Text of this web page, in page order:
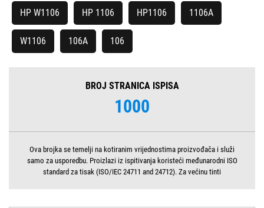
HP W1106 HP 1106 HP1106 1106A
W1106 106A 106
BROJ STRANICA ISPISA
1000
Ova brojka se temelji na kotiranim vrijednostima proizvođača i služi
samo za usporedbu. Proizlazi iz ispitivanja koristeći međunarodni ISO
standard za tisak (ISO/IEC 24711 and 24712). Za većinu tinti